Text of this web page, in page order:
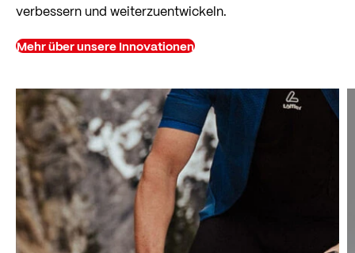
verbessern und weiterzuentwickeln.
Mehr über unsere Innovationen